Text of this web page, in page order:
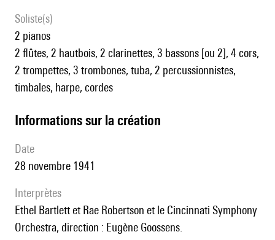
Soliste(s)
2 pianos
2 flûtes, 2 hautbois, 2 clarinettes, 3 bassons [ou 2], 4 cors,
2 trompettes, 3 trombones, tuba, 2 percussionnistes,
timbales, harpe, cordes
informations sur la création
date
28 novembre 1941
interprètes
Ethel Bartlett et Rae Robertson et le Cincinnati Symphony
Orchestra, direction : Eugène Goossens.